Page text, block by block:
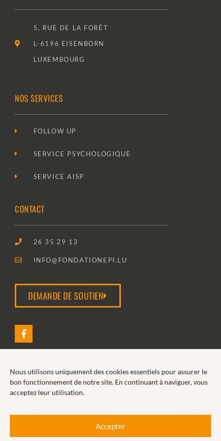
Nous utilisons uniquement des cookies essentiels pour assurer le
bon fonctionnement de notre site. En continuant à naviguer, vous
acceptez leur utilisation.
Accepter
5, RUE DE LA FORÊT
L-6196 EISENBORN
LUXEMBOURG
NOS SERVICES
FOLLOW UP
SERVICE PSYCHOLOGIQUE
SERVICE AISP
CONTACT
26 35 29 13
INFO@FONDATIONEPI.LU
DEMANDE DE SOUTIEN
2026 FONDATION EPI
POLITIQUE DE CONFIDENTIALITÉ